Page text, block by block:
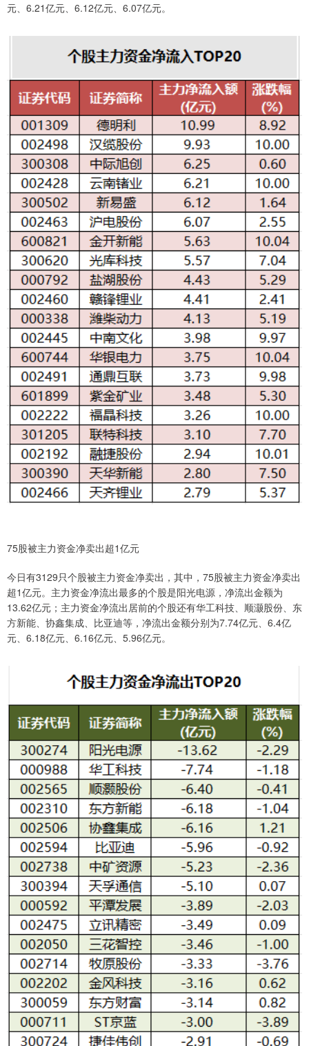
元、6.21亿元、6.12亿元、6.07亿元。
75股被主力资金净卖出超1亿元
今日有3129只个股被主力资金净卖出，其中，75股被主力资金净卖出
超1亿元。主力资金净流出最多的个股是阳光电源，净流出金额为
13.62亿元；主力资金净流出居前的个股还有华工科技、顺灏股份、东
方新能、协鑫集成、比亚迪等，净流出金额分别为7.74亿元、6.4亿
元、6.18亿元、6.16亿元、5.96亿元。